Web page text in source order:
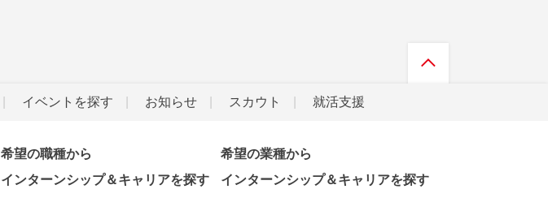
イベントを探す お知らせ スカウト 就活支援
希望の職種から
インターンシップ＆キャリアを探す
希望の業種から
インターンシップ＆キャリアを探す